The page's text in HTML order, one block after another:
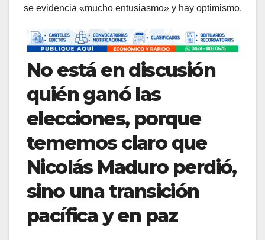
se evidencia «mucho entusiasmo» y hay optimismo.
No está en discusión
quién ganó las
elecciones, porque
tememos claro que
Nicolás Maduro perdió,
sino una transición
pacífica y en paz